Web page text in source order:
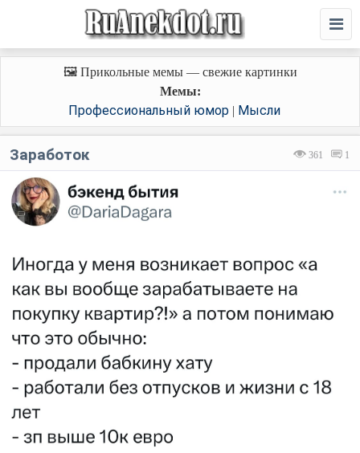
🖼️ Прикольные мемы — свежие картинки
Мемы:
Профессиональный юмор| Мысли
361 1
Заработок